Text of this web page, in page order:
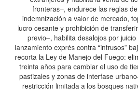
fronteras–, endurece las reglas
indemnización a valor de mercado,
lucro cesante y prohibición de
previo–, habilita desalojos por
lanzamiento exprés contra “intrusos”
recorta la Ley de Manejo del Fuego:
treinta años para cambiar el uso de
pastizales y zonas de interfase
restricción limitada a los bosques